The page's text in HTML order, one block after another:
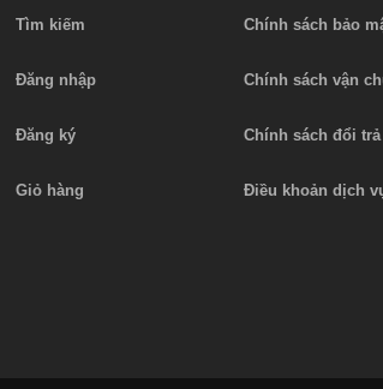
nâng 5VBS500 (48V-
Liên hệ
Xem chi tiết
Ắc quy xe
Tìm kiếm
Đăng nhập
Đăng ký
Giỏ hàng
Chính sách bảo
Chính sách vận
Chính sách đổi trả
Điều khoản dịch